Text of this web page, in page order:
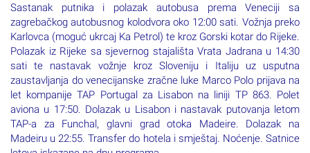
Sastanak putnika i polazak autobusa prema Veneciji sa
zagrebačkog autobusnog kolodvora oko 12:00 sati. Vožnja preko
Karlovca (moguć ukrcaj Ka Petrol) te kroz Gorski kotar do Rijeke.
Polazak iz Rijeke sa sjevernog stajališta Vrata Jadrana u 14:30
sati te nastavak vožnje kroz Sloveniju i Italiju uz usputna
zaustavljanja do venecijanske zračne luke Marco Polo prijava na
let kompanije TAP Portugal za Lisabon na liniji TP 863. Polet
aviona u 17:50. Dolazak u Lisabon i nastavak putovanja letom
TAP-a za Funchal, glavni grad otoka Madeire. Dolazak na
Madeiru u 22:55. Transfer do hotela i smještaj. Noćenje. Satnice